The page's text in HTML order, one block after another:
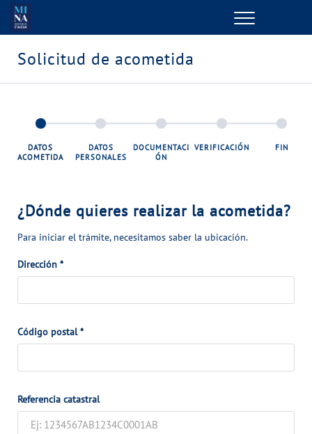
Menu
GESTIONES ONLINE
TU SERVICIO
TU AGUA
VER TODAS LAS GESTIONES
CONÓCENOS
VER TODAS LAS GESTIONES
Solicitud de acometida
DATOS
ACOMETIDA
DATOS
PERSONALES
DOCUMENTACI
ÓN
VERIFICACIÓN FIN
¿Dónde quieres realizar la acometida?
Para iniciar el trámite, necesitamos saber la ubicación.
Dirección *
Código postal*
Referencia catastral